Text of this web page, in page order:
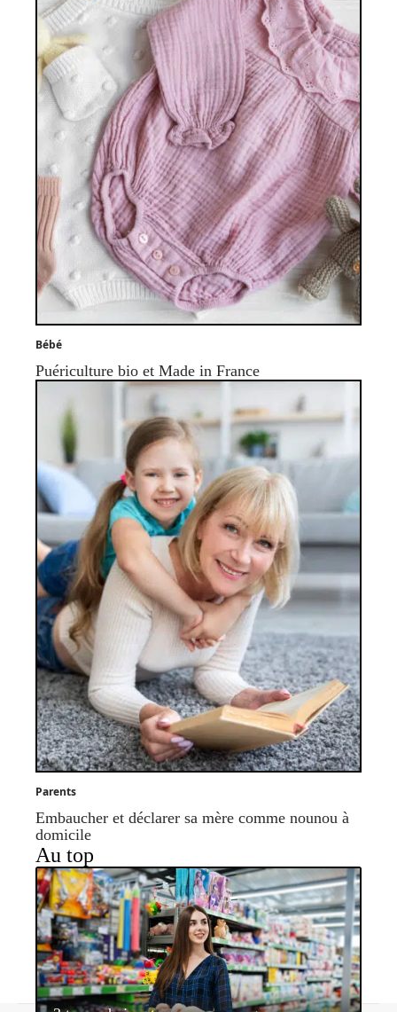
Bébé
Puériculture bio et Made in France
Parents
Embaucher et déclarer sa mère comme nounou à
domicile
Au top